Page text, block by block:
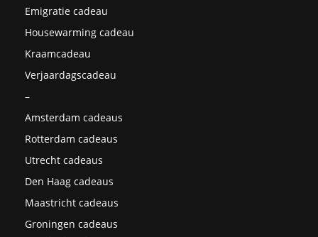
Emigratie cadeau
Housewarming cadeau
Kraamcadeau
Verjaardagscadeau
–
Amsterdam cadeaus
Rotterdam cadeaus
Utrecht cadeaus
Den Haag cadeaus
Maastricht cadeaus
Groningen cadeaus